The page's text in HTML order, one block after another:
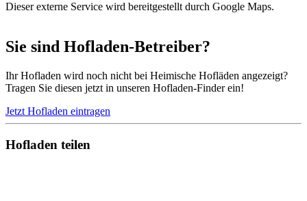
Dieser externe Service wird bereitgestellt durch Google Maps.
Sie sind Hofladen-Betreiber?
Ihr Hofladen wird noch nicht bei Heimische Hofläden angezeigt?
Tragen Sie diesen jetzt in unseren Hofladen-Finder ein!
Jetzt Hofladen eintragen
Hofladen teilen